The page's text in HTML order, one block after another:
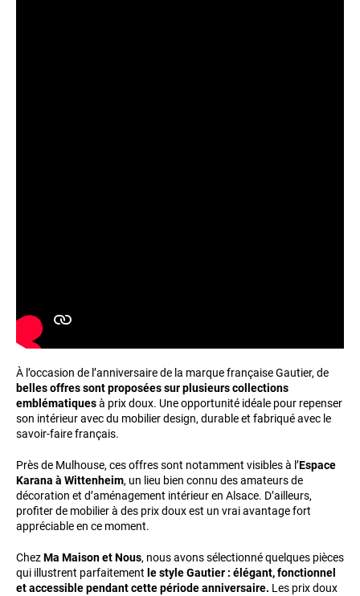
À l’occasion de l’anniversaire de la marque française Gautier, de
belles offres sont proposées sur plusieurs collections
emblématiquesà prix doux. Une opportunité idéale pour repenser
son intérieur avec du mobilier design, durable et fabriqué avec le
savoir-faire français.
Près de Mulhouse, ces offres sont notamment visibles à l’Espace
Karana à Wittenheim, un lieu bien connu des amateurs de
décoration et d’aménagement intérieur en Alsace. D’ailleurs,
profiter de mobilier à des prix doux est un vrai avantage fort
appréciable en ce moment.
ChezMa Maison et Nous, nous avons sélectionné quelques pièces
qui illustrent parfaitement le style Gautier : élégant, fonctionnel
et accessible pendant cette période anniversaire. Les prix doux